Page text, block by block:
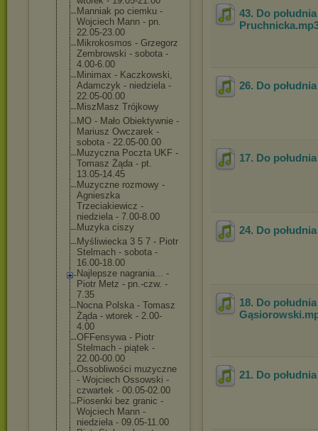
Manniak po ciemku -
Wojciech Mann - pn.
22.05-23.00
Mikrokosmos - Grzegorz
Zembrowski - sobota -
4.00-6.00
Minimax - Kaczkowski,
Adamczyk - niedziela -
22.05-00.00
MiszMasz Trójkowy
MO - Mało Obiektywnie -
Mariusz Owczarek -
sobota - 22.05-00.00
Muzyczna Poczta UKF -
Tomasz Żąda - pt.
13.05-14.45
Muzyczne rozmowy -
Agnieszka
Trzeciakiewicz -
niedziela - 7.00-8.00
Muzyka ciszy
Myśliwiecka 3 5 7 - Piotr
Stelmach - sobota -
16.00-18.00
Najlepsze nagrania... -
Piotr Metz - pn.-czw. -
7.35
Nocna Polska - Tomasz
Żąda - wtorek - 2.00-
4.00
OFFensywa - Piotr
Stelmach - piątek -
22.00-00.00
Ossobliwości muzyczne
- Wojciech Ossowski -
czwartek - 00.05-02.00
Piosenki bez granic -
Wojciech Mann -
niedziela - 09.05-11.00
43. Do
Pruchnicka
26. Do
17. Do
24. Do
18. Do
Gąsiorowski
21. Do